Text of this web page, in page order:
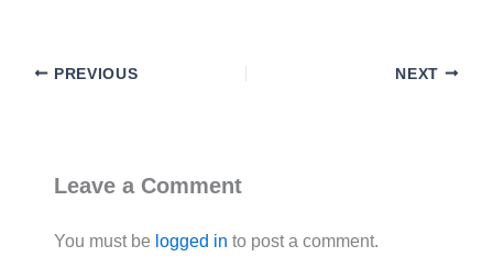
PREVIOUS NEXT
Leave a Comment
You must be logged in to post a comment.